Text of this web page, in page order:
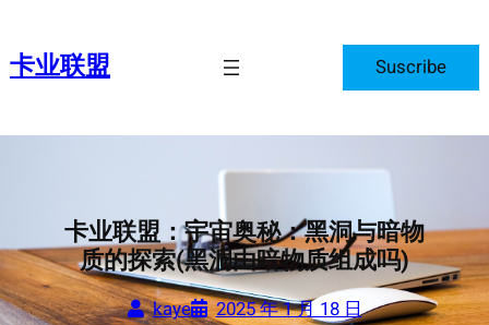
内卡业联盟 Suscribe
卡业联盟：宇宙奥秘：黑洞与暗物
质的探索(黑洞由暗物质组成吗)
kaye 2025 年 1 月 18 日